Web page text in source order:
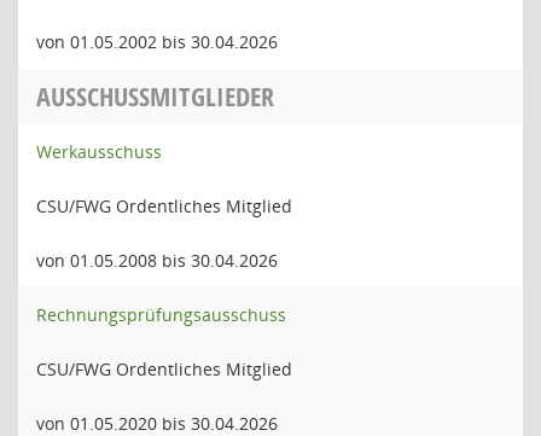
von 01.05.2002 bis 30.04.2026
AUSSCHUSSMITGLIEDER
Werkausschuss
CSU/FWG Ordentliches Mitglied
von 01.05.2008 bis 30.04.2026
Rechnungsprüfungsausschuss
CSU/FWG Ordentliches Mitglied
von 01.05.2020 bis 30.04.2026